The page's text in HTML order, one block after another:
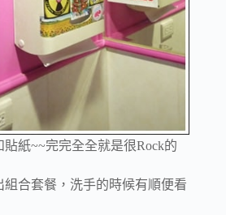
紙~~完完全全就是很Rock的
合套餐，洗手的時候有順便看